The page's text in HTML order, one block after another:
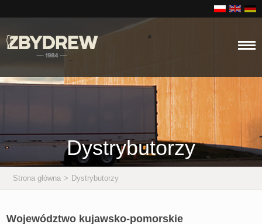
Dystrybutorzy
Strona główna > Dystrybutorzy
Województwo kujawsko-pomorskie